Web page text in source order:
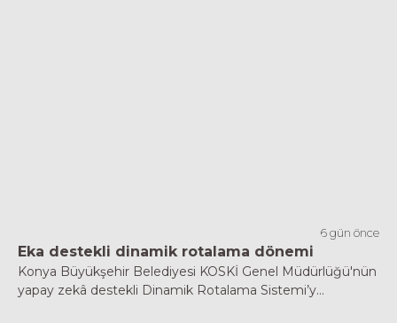
6 gün önce
Eka destekli dinamik rotalama dönemi
Konya Büyükşehir Belediyesi KOSKİ Genel Müdürlüğü'nün
yapay zekâ destekli Dinamik Rotalama Sistemi’y...